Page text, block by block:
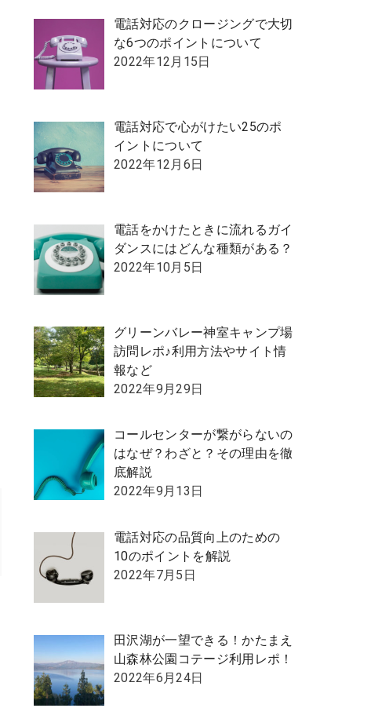
電話対応のクロージングで大切
な6つのポイントについて
2022年12月15日
電話対応で心がけたい25のポ
イントについて
2022年12月6日
電話をかけたときに流れるガイ
ダンスにはどんな種類がある？
2022年10月5日
グリーンバレー神室キャンプ場
訪問レポ♪利用方法やサイト情
報など
2022年9月29日
コールセンターが繋がらないの
はなぜ？わざと？その理由を徹
底解説
2022年9月13日
電話対応の品質向上のための
10のポイントを解説
2022年7月5日
田沢湖が一望できる！かたまえ
山森林公園コテージ利用レポ！
2022年6月24日